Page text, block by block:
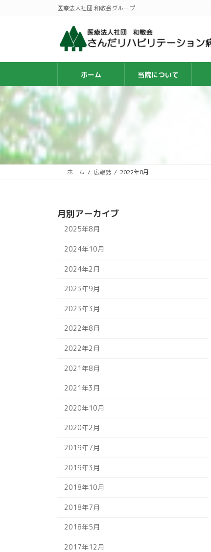
へ
キ
ッ
プ
ョ
に
移
動
医療法人社団 和敬会グループ
ホーム 当院について
ホーム 広報誌 2022年8月
月別アーカイブ
2025年8月
2024年10月
2024年2月
2023年9月
2023年3月
2022年8月
2022年2月
2021年8月
2021年3月
2020年10月
2020年2月
2019年7月
2019年3月
2018年10月
2018年7月
2018年5月
2017年12月